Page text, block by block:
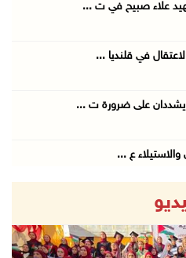
علاء صبيح في ت ...
في قلنديا ...
يشددان على ضرورة ت ...
والاستيلاء ع ...
انتهاكات الا ...